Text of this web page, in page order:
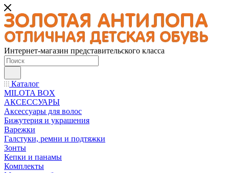
Интернет-магазин представительского класса
Каталог
MILOTA BOX
АКСЕССУАРЫ
Аксессуары для волос
Бижутерия и украшения
Варежки
Галстуки, ремни и подтяжки
Зонты
Кепки и панамы
Комплекты